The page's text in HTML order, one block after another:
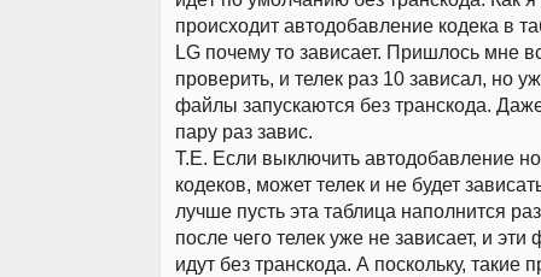
происходит автодобавление кодека в
LG почему то зависает. Пришлось мне
проверить, и телек раз 10 зависал, но
файлы запускаются без транскода.
пару раз завис.
Т.Е. Если выключить автодобавление
кодеков, может телек и не будет
лучше пусть эта таблица наполнится
после чего телек уже не зависает, и
идут без транскода. А поскольку, такие